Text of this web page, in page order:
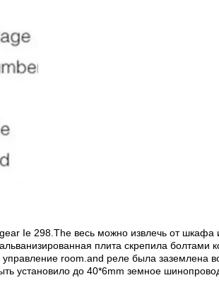
Ie 298.The весь можно извлечь от шкафа
плита скрепила
room.and реле была заземлена
установило до 40*6mm земное